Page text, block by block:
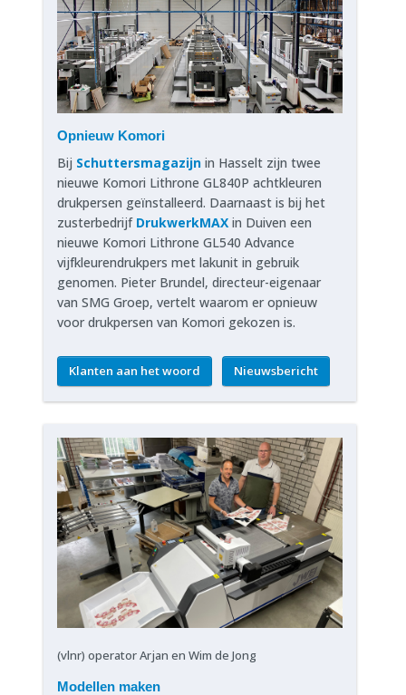
Opnieuw Komori
Bij Schuttersmagazijn in Hasselt zijn twee
nieuwe Komori Lithrone GL840P achtkleuren
drukpersen geïnstalleerd. Daarnaast is bij het
zusterbedrijf DrukwerkMAX in Duiven een
nieuwe Komori Lithrone GL540 Advance
vijfkleurendrukpers met lakunit in gebruik
genomen. Pieter Brundel, directeur-eigenaar
van SMG Groep, vertelt waarom er opnieuw
voor drukpersen van Komori gekozen is.
Klanten aan het woord Nieuwsbericht
(vlnr) operator Arjan en Wim de Jong
Modellen maken